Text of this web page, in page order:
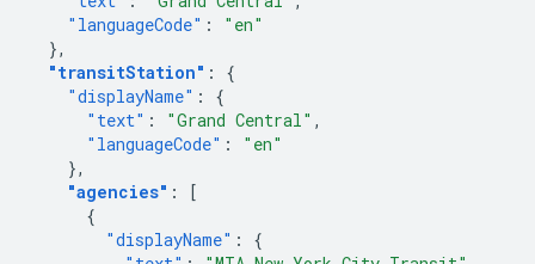
"languageCode" :
"en"
},
"transitStation" :
{
"displayName" :
{
"text" : "Grand Central" ,
"languageCode" :
"en"
},
"agencies" :
[
{
"displayName" :
{